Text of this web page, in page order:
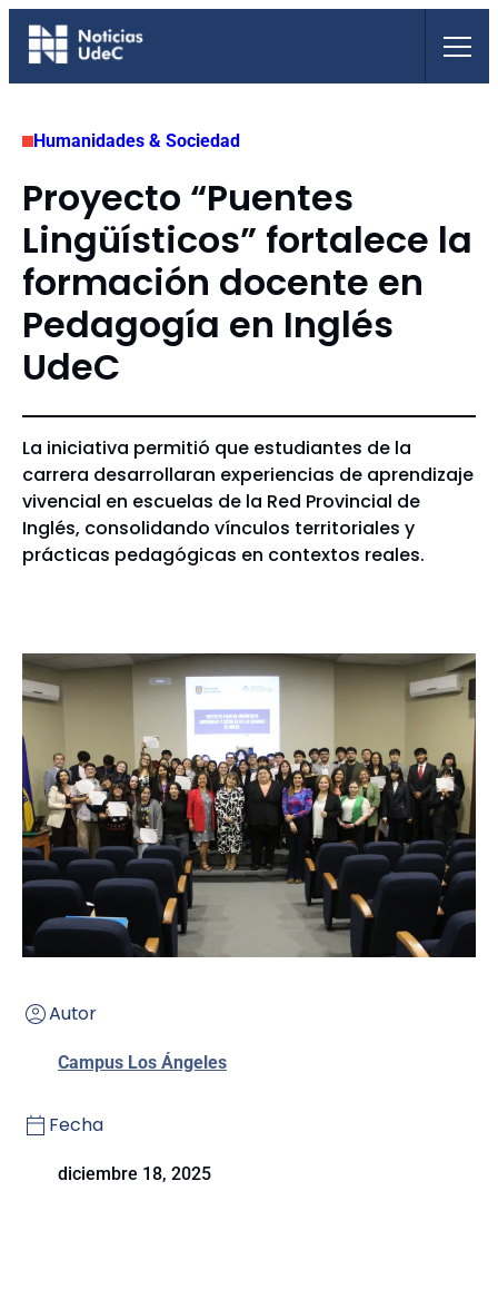
Saltar
Humanidades & Sociedad
Proyecto “Puentes
Lingüísticos” fortalece la
formación docente en
Pedagogía en Inglés
UdeC
La iniciativa permitió que estudiantes de la
carrera desarrollaran experiencias de aprendizaje
vivencial en escuelas de la Red Provincial de
Inglés, consolidando vínculos territoriales y
prácticas pedagógicas en contextos reales.
Autor
Campus Los Ángeles
Fecha
diciembre 18, 2025